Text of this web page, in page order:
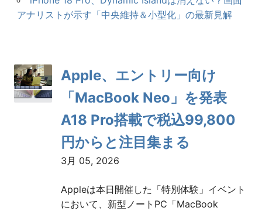
アナリストが示す「中央維持＆小型化」の最新見解
Apple、エントリー向け
「MacBook Neo」を発表
A18 Pro搭載で税込99,800
円からと注目集まる
3月 05, 2026
Appleは本日開催した「特別体験」イベント
において、新型ノートPC「MacBook